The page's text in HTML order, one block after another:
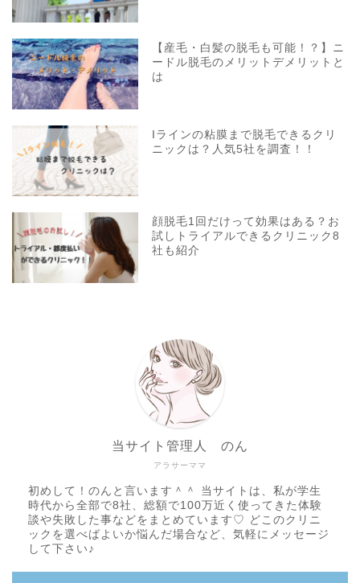
【産毛・白髪の脱毛も可能！？】ニ
ードル脱毛のメリットデメリットと
は
Iラインの粘膜まで脱毛できるクリ
ニックは？人気5社を調査！！
顔脱毛1回だけって効果はある？お
試しトライアルできるクリニック8
社も紹介
アラサーママ
当サイト管理人 のん
初めして！のんと言います＾＾ 当サイトは、私が学生
時代から全部で8社、総額で100万近く使ってきた体験
談や失敗した事などをまとめています♡ どこのクリニ
ックを選べばよいか悩んだ場合など、気軽にメッセージ
して下さい♪